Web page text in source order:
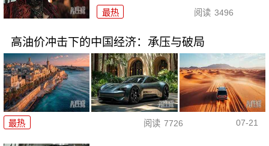
最热 阅读 3496
高油价冲击下的中国经济：承压与破局
最热 阅读 7726 07-21